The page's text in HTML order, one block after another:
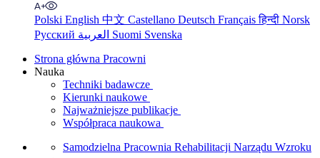
Polski English 中文 Castellano Deutsch Françaisहिन्दी Norsk
Русский
Suomi Svenska
Strona główna Pracowni
Nauka
Techniki badawcze
Kierunki naukowe
Najważniejsze publikacje
Współpraca naukowa
Samodzielna Pracownia Rehabilitacji Narządu Wzroku